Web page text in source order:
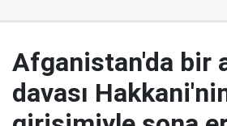
Afganistan'da bir
davası